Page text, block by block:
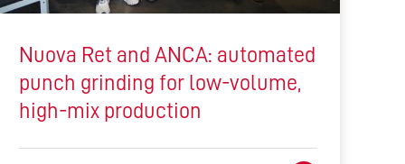
Nuova Ret and ANCA: automated
punch grinding for low-volume,
high-mix production